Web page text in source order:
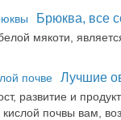
Брюква, все
мякоти,
Лучшие
развитие и
почвы вам,